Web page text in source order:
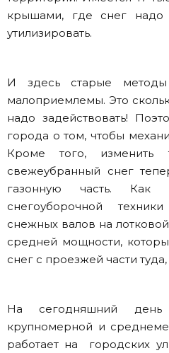
крышами, где снег надо
утилизировать.
И здесь старые
малоприемлемы. Это
надо задействовать!
города о том, чтобы
Кроме того, изменить
свежеубранный снег
газонную часть. Как
снегоуборочной
снежных валов на
средней мощности,
снег с проезжей части
На сегодняшний
крупномерной и
работает на городских